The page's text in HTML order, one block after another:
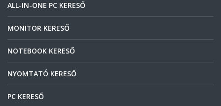
ALL-IN-ONE PC KERESŐ
MONITOR KERESŐ
NOTEBOOK KERESŐ
NYOMTATÓ KERESŐ
PC KERESŐ